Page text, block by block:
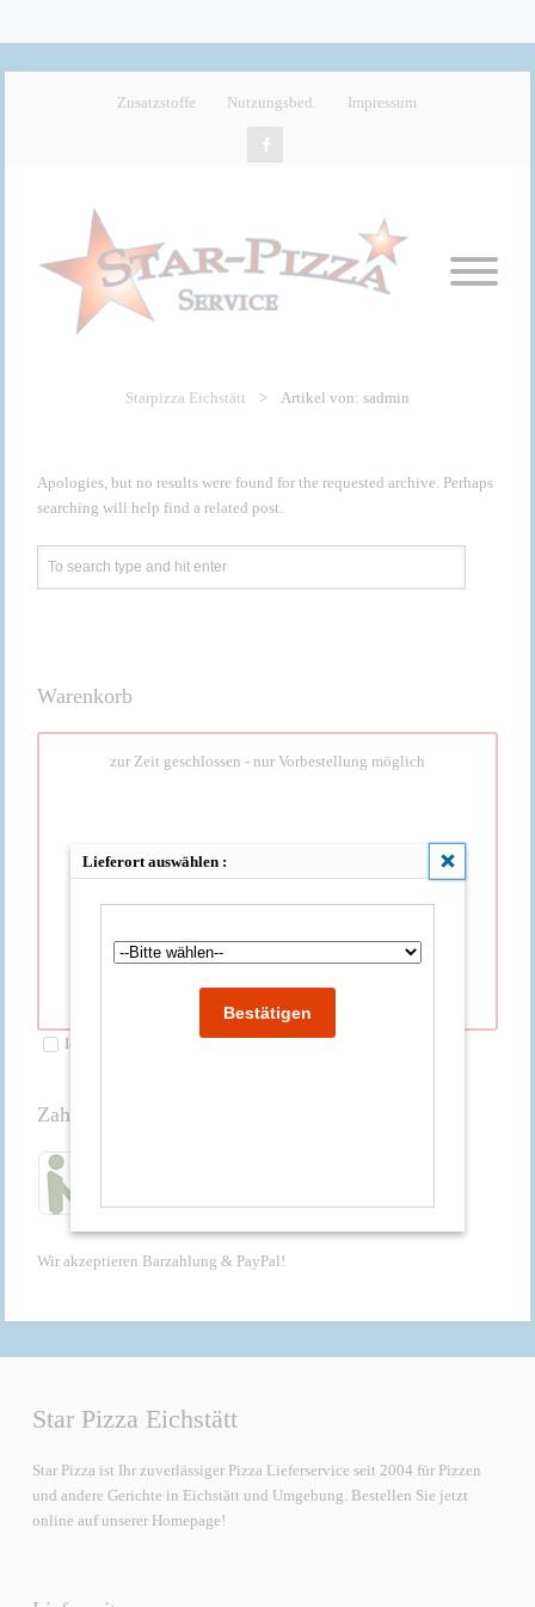
Zusatzstoffe Nutzungsbed. Impressum
Starpizza Eichstätt > Artikel von: sadmin
Apologies, but no results were found for the requested archive. Perhaps
searching will help find a related post.
Warenkorb
zur Zeit geschlossen - nur Vorbestellung möglich
Ich möchte die Bestellung abholen
Zahlung
Wir akzeptieren Barzahlung & PayPal!
Star Pizza Eichstätt
Star Pizza ist Ihr zuverlässiger Pizza Lieferservice seit 2004 für Pizzen
und andere Gerichte in Eichstätt und Umgebung. Bestellen Sie jetzt
online auf unserer Homepage!
Lieferort auswählen : Schließen